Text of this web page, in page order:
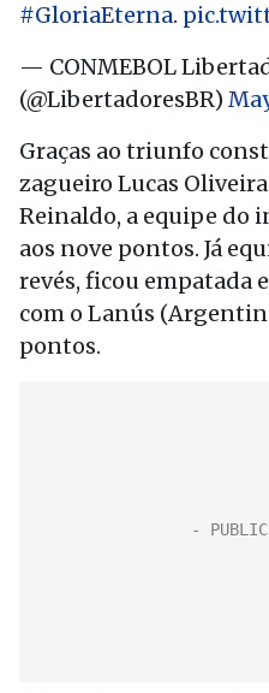
#GloriaEterna.
— CONMEBOL
(@LibertadoresBR)
Graças ao triunfo
zagueiro Lucas
Reinaldo, a equipe do
aos nove pontos. Já
revés, ficou empatada
com o Lanús
pontos.